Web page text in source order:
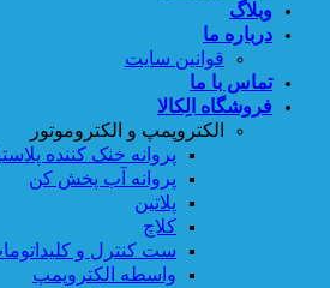
وبلاگ
درباره ما
قوانین سایت
تماس با ما
فروشگاه الِکالا
الکتروپمپ و الکتروموتور
پروانه خنک کننده
پروانه آب پخش کن
پلاتین
کلاچ
ست کنترل و
واسطه الکتروپمپ